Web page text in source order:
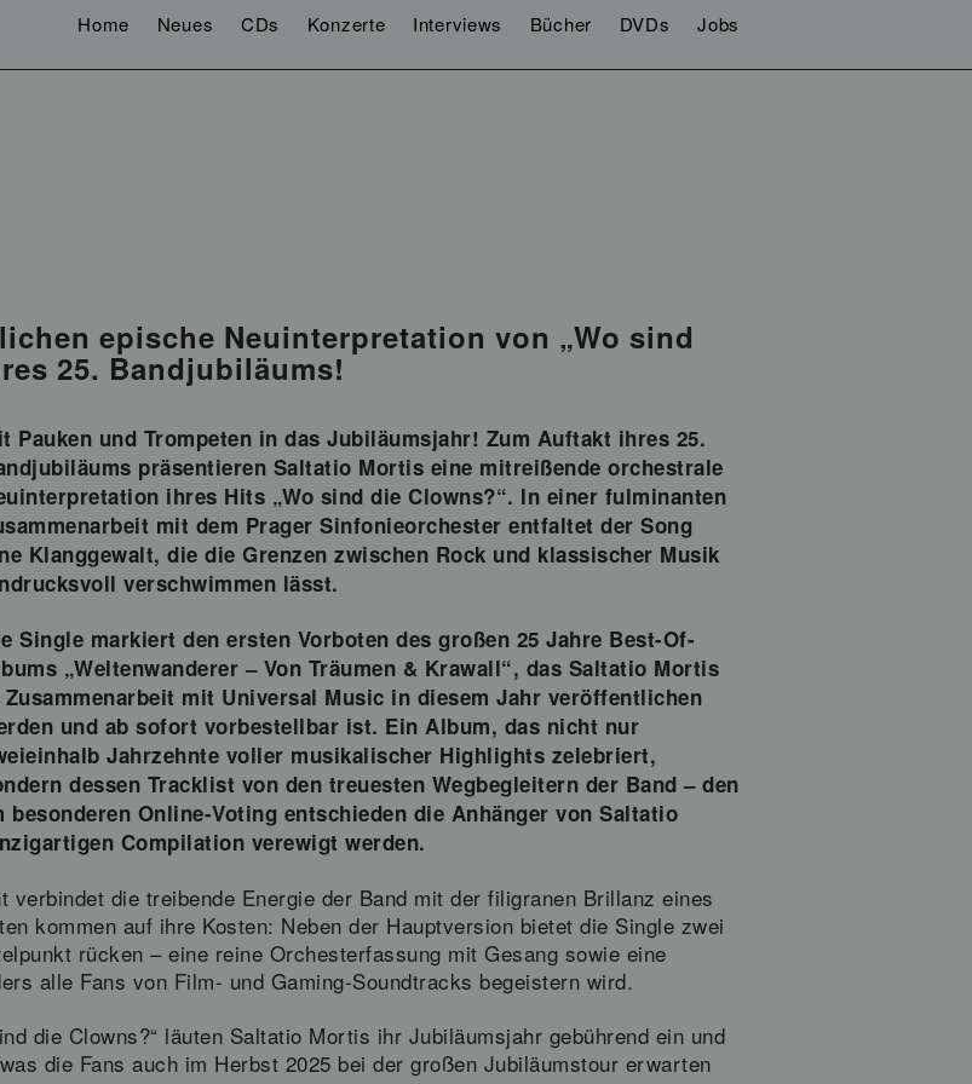
Home Neues CDs Konzerte Interviews Bücher DVDs Jobs
epische Neuinterpretation von „Wo sind
25. Bandjubiläums!
Pauken und Trompeten in das Jubiläumsjahr! Zum Auftakt ihres 25.
präsentieren Saltatio Mortis eine mitreißende orchestrale
ihres Hits „Wo sind die Clowns?“. In einer fulminanten
mit dem Prager Sinfonieorchester entfaltet der Song
Klanggewalt, die die Grenzen zwischen Rock und klassischer Musik
verschwimmen lässt.
Single markiert den ersten Vorboten des großen 25 Jahre Best-Of-
„Weltenwanderer – Von Träumen & Krawall“, das Saltatio Mortis
mit Universal Music in diesem Jahr veröffentlichen
und ab sofort vorbestellbar ist. Ein Album, das nicht nur
Jahrzehnte voller musikalischer Highlights zelebriert,
dessen Tracklist von den treuesten Wegbegleitern der Band – den
Online-Voting entschieden die Anhänger von Saltatio
Compilation verewigt werden.
verbindet die treibende Energie der Band mit der filigranen Brillanz eines
kommen auf ihre Kosten: Neben der Hauptversion bietet die Single zwei
rücken – eine reine Orchesterfassung mit Gesang sowie eine
alle Fans von Film- und Gaming-Soundtracks begeistern wird.
die Clowns?“ läuten Saltatio Mortis ihr Jubiläumsjahr gebührend ein und
die Fans auch im Herbst 2025 bei der großen Jubiläumstour erwarten